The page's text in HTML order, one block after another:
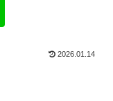
2026.01.14